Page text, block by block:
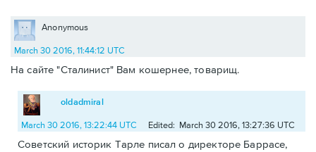
Anonymous
March 30 2016, 11:44:12 UTC
На сайте "Сталинист" Вам кошернее, товарищ.
oldadmiral
March 30 2016, 13:22:44 UTC Edited: March 30 2016, 13:27:36 UTC
Советский историк Тарле писал о директоре Баррасе,